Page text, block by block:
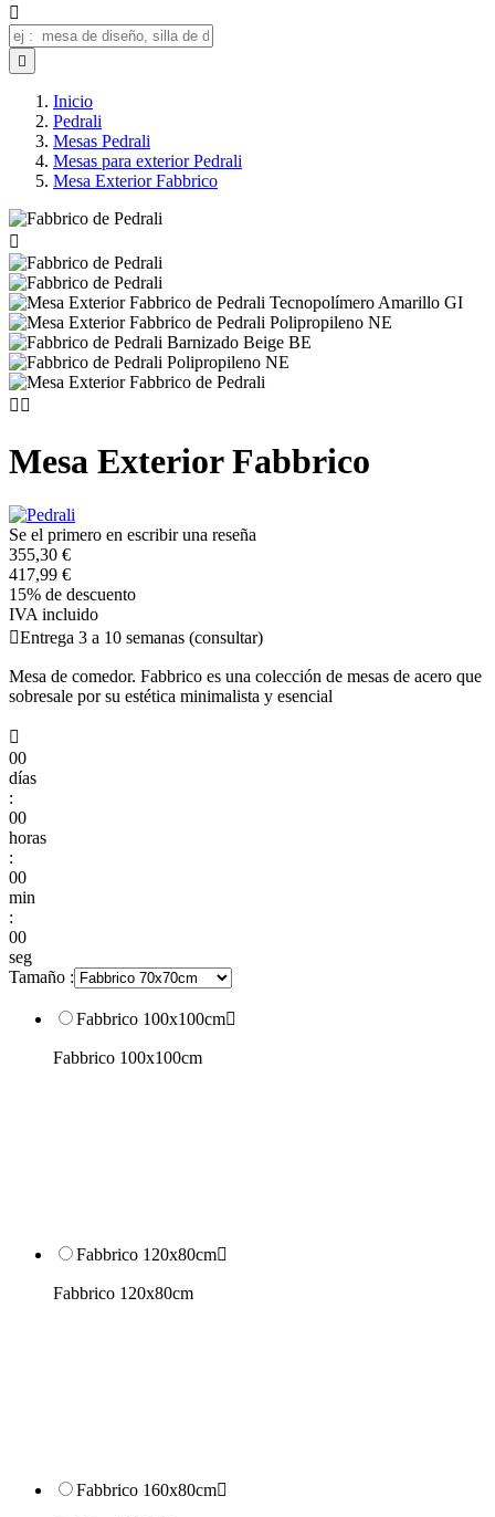


Inicio
Pedrali
Mesas Pedrali
Mesas para exterior Pedrali
Mesa Exterior Fabbrico

 
Mesa Exterior Fabbrico
Se el primero en escribir una reseña
355,30 €
417,99 €
15% de descuento
IVA incluido
Entrega 3 a 10 semanas (consultar)
Mesa de comedor. Fabbrico es una colección de mesas de acero que
sobresale por su estética minimalista y esencial

00
días
:
00
horas
:
00
min
:
00
seg
Tamaño :
Fabbrico 100x100cm
Fabbrico 100x100cm
Fabbrico 120x80cm
Fabbrico 120x80cm
Fabbrico 160x80cm